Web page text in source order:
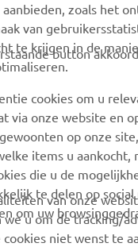
Golfterreinen
Rijscholen
Robotics
Partnerschappen
Technische
voor
dealers
Yamalube Safety
Sheets
zoals het
van
te krijgen in de
button
cookies om u
via onze website en
op onze
items u
die u de
te delen op
om uw
van onze
u om de tracking/
niet wenst te